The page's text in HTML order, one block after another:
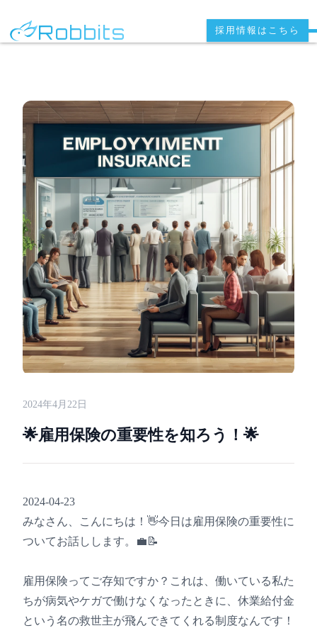
Robbits 採用情報はこちら
2024年4月22日
🌟雇用保険の重要性を知ろう！🌟
2024-04-23
みなさん、こんにちは！👋今日は雇用保険の重要性に
ついてお話しします。💼📝
雇用保険ってご存知ですか？これは、働いている私た
ちが病気やケガで働けなくなったときに、休業給付金
という名の救世主が飛んできてくれる制度なんです！